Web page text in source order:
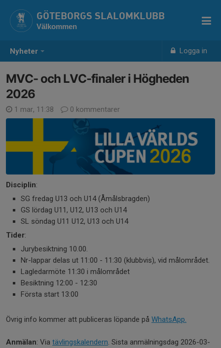
Nyheter Logga in
GÖTEBORGS SLALOMKLUBB
Välkommen
MVC- och LVC-finaler i Högheden
2026
1 mar, 11:38 0 kommentarer
Disciplin:
SG fredag U13 och U14 (Åmålsbragden)
GS lördag U11, U12, U13 och U14
SL söndag U11 U12, U13 och U14
Tider:
Jurybesiktning 10.00.
Nr-lappar delas ut 11:00 - 11:30 (klubbvis), vid målområdet.
Lagledarmöte 11:30 i målområdet
Besiktning 12:00 - 12:30
Första start 13:00
Övrig info kommer att publiceras löpande på WhatsApp.
Anmälan: Via tävlingskalendern. Sista anmälningsdag 2026-03-